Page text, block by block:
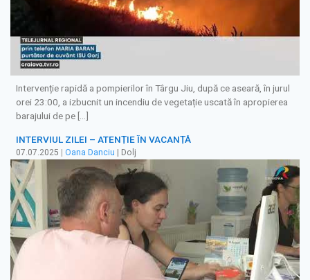
Intervenție rapidă a pompierilor în Târgu Jiu, după ce aseară, în jurul
orei 23:00, a izbucnit un incendiu de vegetație uscată în apropierea
barajului de pe […]
INTERVIUL ZILEI – ATENȚIE ÎN VACANȚĂ
07.07.2025 Oana Danciu | Dolj